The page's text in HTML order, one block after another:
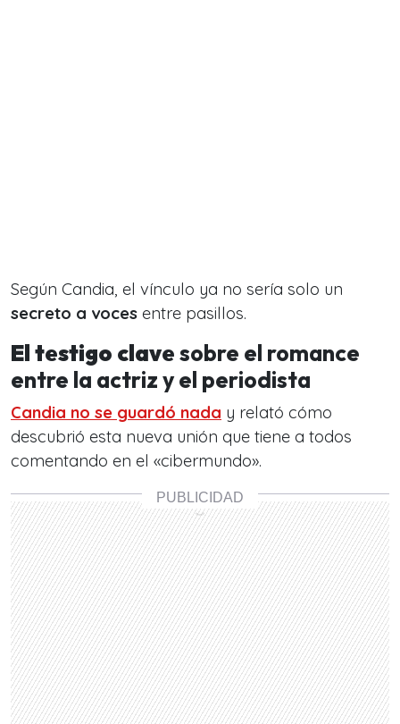
Según Candia, el vínculo ya no sería solo un
secreto a voces entre pasillos.
El testigo clavesobre el romance
entre la actriz y el periodista
Candia no se guardó nada y relató cómo
descubrió esta nueva unión que tiene a todos
comentando en el «cibermundo».